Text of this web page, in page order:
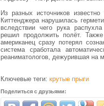
Из разных источников
Киттенджера нарушилась
вследствии чего рука
решил продолжить полёт.
американец сразу потерял
система сработала
реаниматологов, дежурившая на
Ключевые теги: крутые прыги
Поделиться с друзьями: